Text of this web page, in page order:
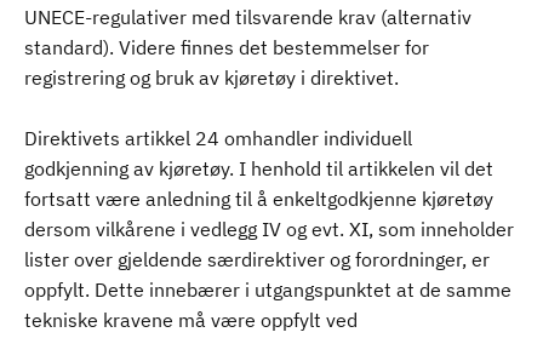
UNECE-regulativer med tilsvarende krav (alternativ
standard). Videre finnes det bestemmelser for
registrering og bruk av kjøretøy i direktivet.
Direktivets artikkel 24 omhandler individuell
godkjenning av kjøretøy. I henhold til artikkelen vil det
fortsatt være anledning til å enkeltgodkjenne kjøretøy
dersom vilkårene i vedlegg IV og evt. XI, som inneholder
lister over gjeldende særdirektiver og forordninger, er
oppfylt. Dette innebærer i utgangspunktet at de samme
tekniske kravene må være oppfylt ved